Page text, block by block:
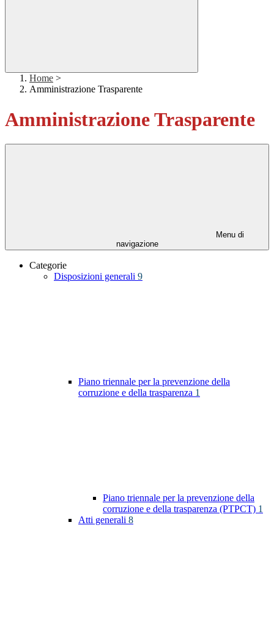
Home >
Amministrazione Trasparente
Amministrazione Trasparente
Menu di
navigazione
Categorie
Disposizioni generali 9
Piano triennale per la prevenzione della
corruzione e della trasparenza 1
Piano triennale per la prevenzione della
corruzione e della trasparenza (PTPCT) 1
Atti generali 8